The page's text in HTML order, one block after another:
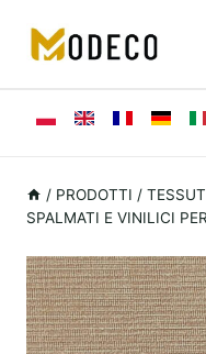
contenuto
/ PRODOTTI /
SPALMATI E VINILICI